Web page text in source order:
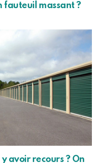
fauteuil massant ?
avoir recours ? On